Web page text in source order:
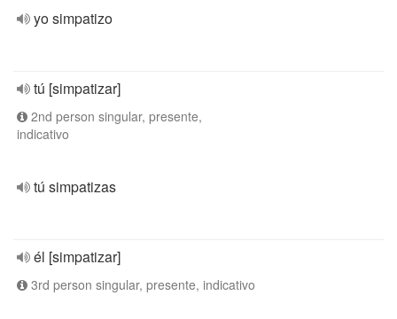
yo simpatizo
tú [simpatizar]
2nd person singular, presente,
indicativo
tú simpatizas
él [simpatizar]
3rd person singular, presente, indicativo